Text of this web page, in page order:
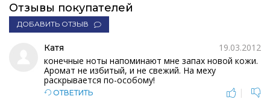
Отзывы покупателей
ДОБАВИТЬ ОТЗЫВ
Катя
19.03.2012
конечные ноты напоминают мне запах новой кожи.
Аромат не избитый, и не свежий. На меху
раскрывается по-особому!
ОТВЕТИТЬ |